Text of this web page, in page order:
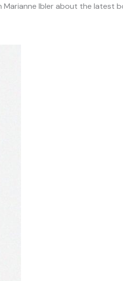
Ibler about the latest